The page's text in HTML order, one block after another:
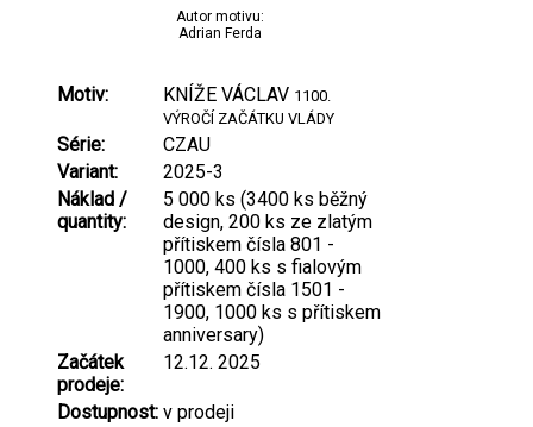
Autor motivu:
Adrian Ferda
Motiv: KNÍŽE VÁCLAV 1100.
VÝROČÍ ZAČÁTKU VLÁDY
Série:
CZAU
Variant:
2025-3
Náklad /
quantity:
5 000 ks (3400 ks běžný
design, 200 ks ze zlatým
přítiskem čísla 801 -
1000, 400 ks s fialovým
přítiskem čísla 1501 -
1900, 1000 ks s přítiskem
anniversary)
Začátek
prodeje:
12.12. 2025
Dostupnost: v prodeji